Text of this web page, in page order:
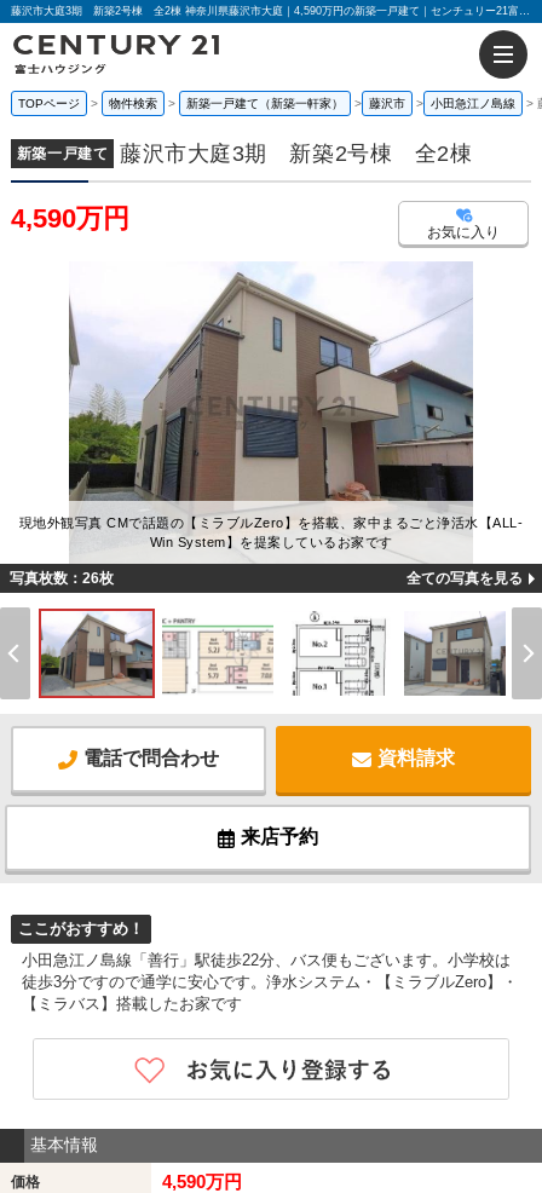
藤沢市大庭3期 新築2号棟 全2棟 神奈川県藤沢市大庭｜4,590万円の新築一戸建て｜センチュリー21富士ハウジング
TOPページ 物件検索 新築一戸建て（新築一軒家） 藤沢市 小田急江ノ島線
新築一戸建て 藤沢市大庭3期 新築2号棟 全2棟
4,590万円 お気に入り
現地外観写真 CMで話題の【ミラブルZero】を搭載、家中まるごと浄活水【ALL-
Win System】を提案しているお家です
写真枚数：26枚 全ての写真を見る
電話で問合わせ 資料請求
来店予約
ここがおすすめ！
小田急江ノ島線「善行」駅徒歩22分、バス便もございます。小学校は
徒歩3分ですので通学に安心です。浄水システム・【ミラブルZero】・
【ミラバス】搭載したお家です
基本情報
価格 4,590万円